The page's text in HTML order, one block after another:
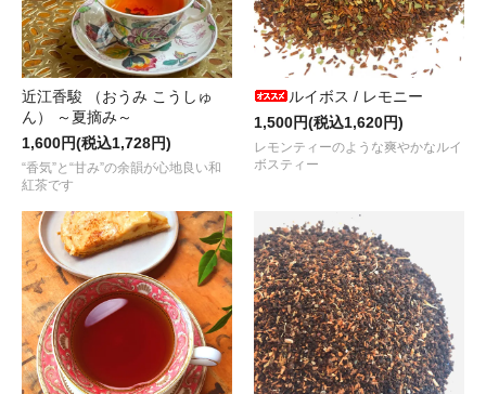
2024.01.01
2024年もよろしくお願いいたします。皆さまにとって 健やかで幸
“新春吉例！ＧＭＴ紅茶の福袋 2024”好評販売中です。
ＷＥＢショップのすべての商品は、
1月8日 (月) 以降受付順に発送
2022.12.28
“新春吉例！ＧＭＴ紅茶の福袋 2024”の一般販売がスタートしまし
2023.12.24
花のような芳醇な香りの
荷しました！
2023.12.19
ゴールデンティップが美しい“アッサム セカンドフラッシュ / ドゥ
2023.12.15
世界3大銘茶のひとつ、2023年産の“キーマン（祁門紅茶）/
2023.12.01
近江香駿 （おうみ こうしゅ
ん） ～夏摘み～
1,600円(税込1,728円)
“香気”と“甘み”の余韻が心地良い和
紅茶です
ルイボス / レモニー
1,500円(税込1,620円)
レモンティーのような爽やかなルイ
ボスティー